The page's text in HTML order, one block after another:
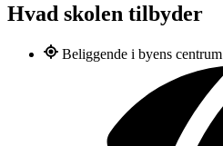
Hvad skolen tilbyder
Beliggende i byens centrum